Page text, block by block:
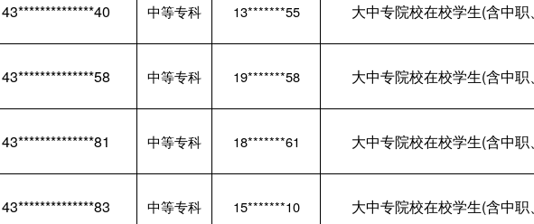
43**************40 中等专科 13*******55 大中专院校在校学生(含中职
43**************58 中等专科 19*******58 大中专院校在校学生(含中职
43**************81 中等专科 18*******61 大中专院校在校学生(含中职
43**************83 中等专科 15*******10 大中专院校在校学生(含中职